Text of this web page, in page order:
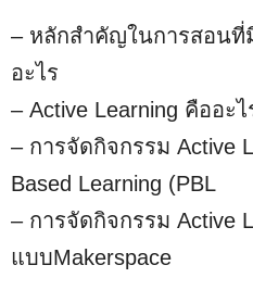
– หลักสำคัญในการสอน
อะไร
– Active Learning คืออะไ
– การจัดกิจกรรม Active
Based Learning (PBL
– การจัดกิจกรรม Active
แบบMakerspace